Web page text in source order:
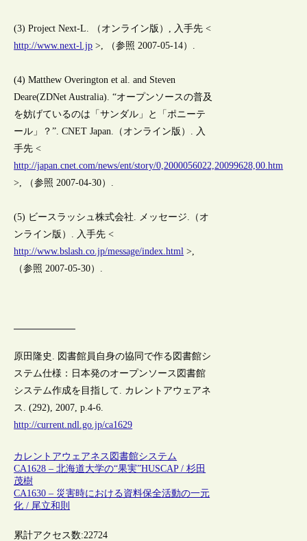
(3) Project Next-L. （オンライン版）, 入手先 <
http://www.next-l.jp >, （参照 2007-05-14）.
(4) Matthew Overington et al. and Steven
Deare(ZDNet Australia). “オープンソースの普及
を妨げているのは「サンダル」と「ポニーテ
ール」？”. CNET Japan.（オンライン版）. 入
手先 <
http://japan.cnet.com/news/ent/story/0,2000056022,20099628,00.htm
>, （参照 2007-04-30）.
(5) ビースラッシュ株式会社. メッセージ.（オ
ンライン版）. 入手先 <
http://www.bslash.co.jp/message/index.html >,
（参照 2007-05-30）.
原田隆史. 図書館員自身の協同で作る図書館シ
ステム仕様：日本発のオープンソース図書館
システム作成を目指して. カレントアウェアネ
ス. (292), 2007, p.4-6.
http://current.ndl.go.jp/ca1629
カレントアウェアネス 図書館システム
CA1628 – 北海道大学の“果実”HUSCAP / 杉田
茂樹
CA1630 – 災害時における資料保全活動の一元
化 / 尾立和則
累計アクセス数:22724